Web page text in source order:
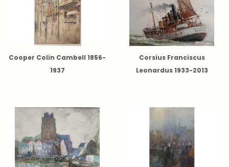
Cooper Colin Cambell 1856-
1937
Corsius Franciscus
Leonardus 1933-2013